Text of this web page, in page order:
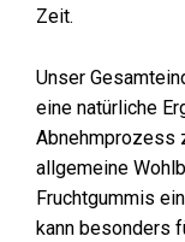
Zeit.
Unser
eine natürliche
Abnehmprozess
allgemeine
Fruchtgummis
kann besonders